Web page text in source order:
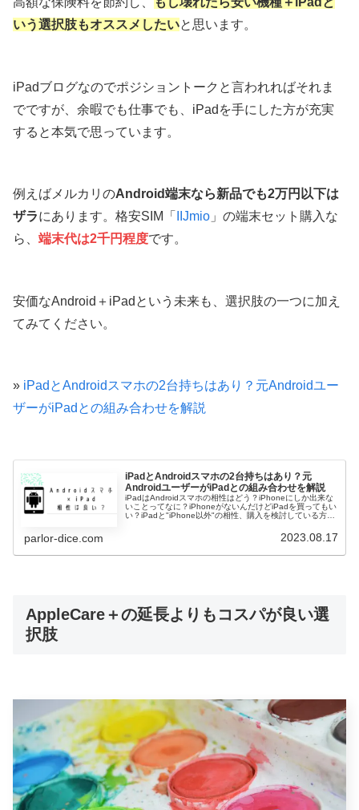
いう選択肢もオススメしたいと思います。
iPadブログなのでポジショントークと言われればそれま
でですが、余暇でも仕事でも、iPadを手にした方が充実
すると本気で思っています。
例えばメルカリのAndroid端末なら新品でも2万円以下は
ザラにあります。格安SIM「 IIJmio 」の端末セット購入な
ら、 端末代は2千円程度です。
安価なAndroid＋iPadという未来も、選択肢の一つに加え
てみてください。
» iPadとAndroidスマホの2台持ちはあり？元Androidユー
ザーがiPadとの組み合わせを解説
iPadとAndroidスマホの2台持ちはあり？元
AndroidユーザーがiPadとの組み合わせを解説
iPadはAndroidスマホの相性はどう？iPhoneにしか出来な
いことってなに？iPhoneがないんだけどiPadを買ってもい
い？iPadと"iPhone以外"の相性、購入を検討している方は
parlor-dice.com 2023.08.17
AppleCare＋の延長よりもコスパが良い選
択肢